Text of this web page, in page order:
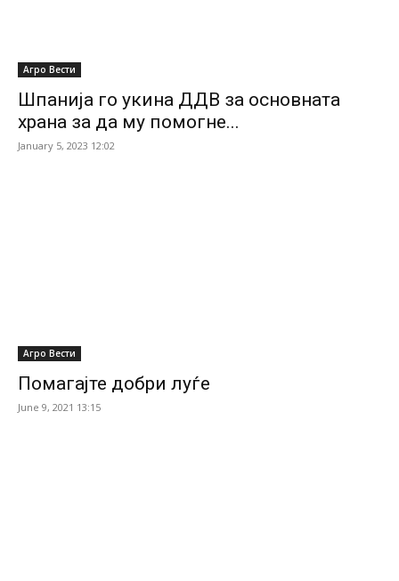
Агро Вести
Шпанија го укина ДДВ за основната
храна за да му помогне...
January 5, 2023 12:02
Агро Вести
Помагајте добри луѓе
June 9, 2021 13:15